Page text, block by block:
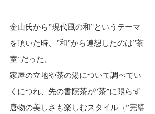
金山氏から”現代風の和”というテーマ
を頂いた時、”和”から連想したのは”茶
室”だった。
家屋の立地や茶の湯について調べてい
くにつれ、先の書院茶が”茶”に限らず
唐物の美しさも楽しむスタイル （”完璧